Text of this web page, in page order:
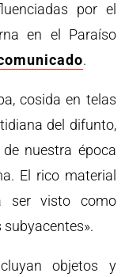
por el
en el Paraíso
.
cosida en telas
del difunto,
nuestra época
El rico material
ser visto como
objetos y